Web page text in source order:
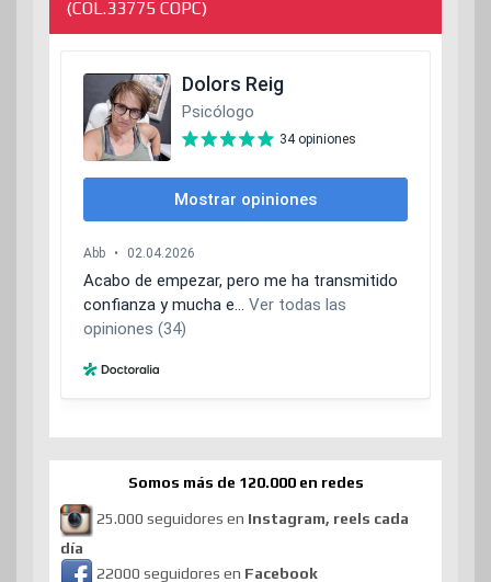
(COL.33775 COPC)
Somos más de 120.000 en redes
25.000 seguidores en Instagram, reels cada
día
22000 seguidores en Facebook